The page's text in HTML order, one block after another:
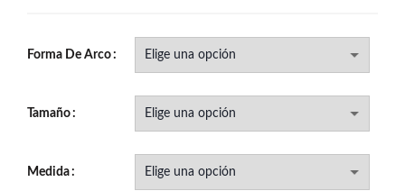
Forma De Arco
Tamaño
Medida